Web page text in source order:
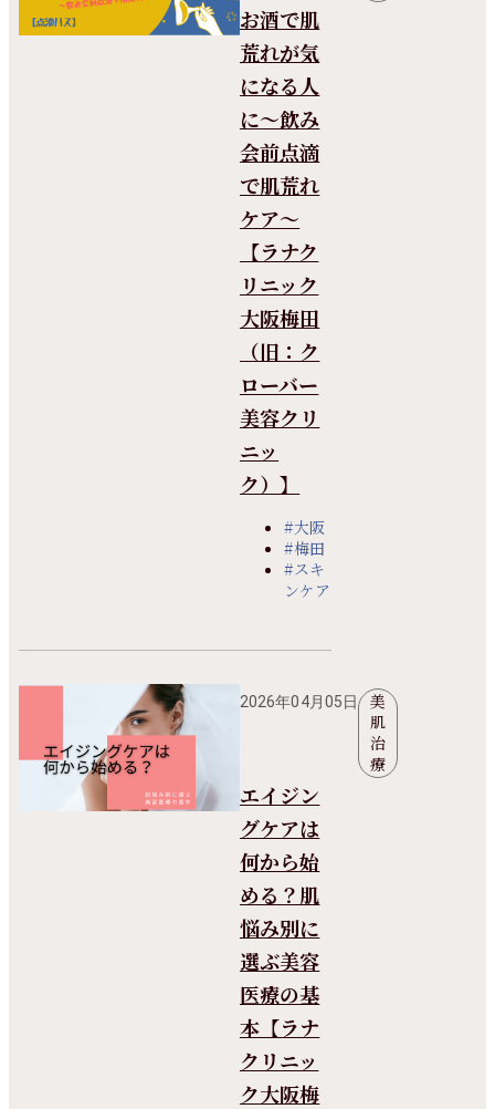
お酒で肌
荒れが気
になる人
に～飲み
会前点滴
で肌荒れ
ケア～
【ラナク
リニック
大阪梅田
（旧：ク
ローバー
美容クリ
ニッ
ク）】
#大阪
#梅田
#スキ
ンケア
2026年04月05日
美
肌
治
療
エイジン
グケアは
何から始
める？肌
悩み別に
選ぶ美容
医療の基
本【ラナ
クリニッ
ク大阪梅